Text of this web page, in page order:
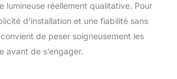
lumineuse réellement qualitative. Pour
d’installation et une fiabilité sans
de peser soigneusement les
avant de s’engager.